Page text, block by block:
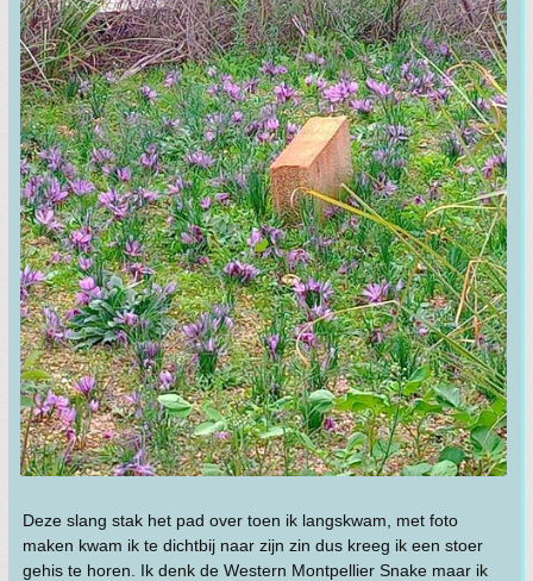
Deze slang stak het pad over toen ik langskwam, met foto
maken kwam ik te dichtbij naar zijn zin dus kreeg ik een stoer
gehis te horen. Ik denk de Western Montpellier Snake maar ik